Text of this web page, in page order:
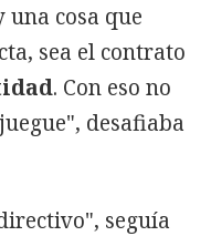
una cosa que
sea el contrato
. Con eso no
desafiaba
seguía